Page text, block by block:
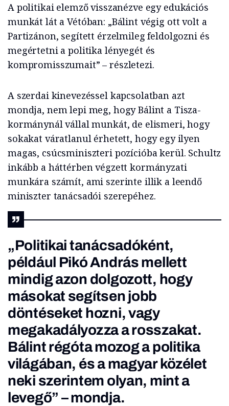
A politikai elemző visszanézve egy edukációs
munkát lát a Vétóban: „Bálint végig ott volt a
Partizánon, segített érzelmileg feldolgozni és
megértetni a politika lényegét és
kompromisszumait” – részletezi.
A szerdai kinevezéssel kapcsolatban azt
mondja, nem lepi meg, hogy Bálint a Tisza-
kormánynál vállal munkát, de elismeri, hogy
sokakat váratlanul érhetett, hogy egy ilyen
magas, csúcsminiszteri pozícióba kerül. Schultz
inkább a háttérben végzett kormányzati
munkára számít, ami szerinte illik a leendő
miniszter tanácsadói szerepéhez.
„Politikai tanácsadóként,
például Pikó András mellett
mindig azon dolgozott, hogy
másokat segítsen jobb
döntéseket hozni, vagy
megakadályozza a rosszakat.
Bálint régóta mozog a politika
világában, és a magyar közélet
neki szerintem olyan, mint a
levegő” – mondja.